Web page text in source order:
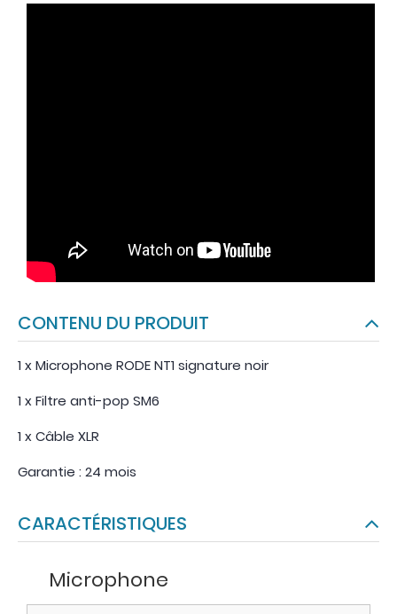
CONTENU DU PRODUIT
1 x Microphone RODE NT1 signature noir
1 x Filtre anti-pop SM6
1 x Câble XLR
Garantie : 24 mois
CARACTÉRISTIQUES
Microphone